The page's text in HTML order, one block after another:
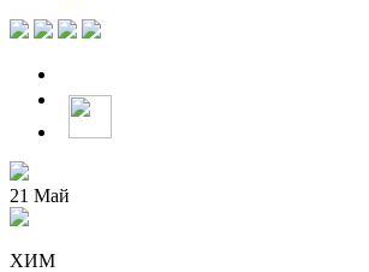
21 Май
ХИМ